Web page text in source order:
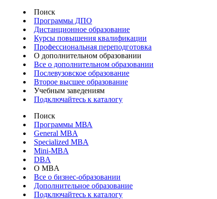
Поиск
Программы ДПО
Дистанционное образование
Курсы повышения квалификации
Профессиональная переподготовка
О дополнительном образовании
Все о дополнительном образовании
Послевузовское образование
Второе высшее образование
Учебным заведениям
Подключайтесь к каталогу
Поиск
Программы МВА
General MBA
Specialized MBA
Mini-MBA
DBA
О MBA
Все о бизнес-образовании
Дополнительное образование
Подключайтесь к каталогу